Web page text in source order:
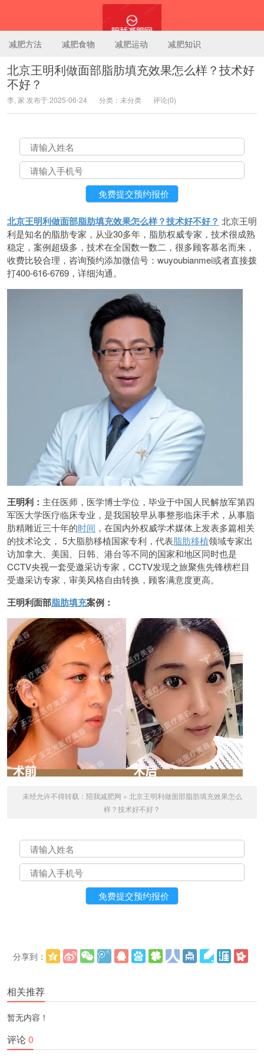
减肥方法 减肥食物 减肥运动 减肥知识
北京王明利做面部脂肪填充效果怎么样？技术好
不好？
李, 家 发布于 2025-06-24 分类：未分类 评论(0)
北京王明利做面部脂肪填充效果怎么样？技术好不好？ 北京王明
利是知名的脂肪专家，从业30多年，脂肪权威专家，技术很成熟
稳定，案例超级多，技术在全国数一数二，很多顾客慕名而来，
收费比较合理，咨询预约添加微信号：wuyoubianmei或者直接拨
打400-616-6769，详细沟通。
王明利： 主任医师，医学博士学位，毕业于中国人民解放军第四
军医大学医疗临床专业，是我国较早从事整形临床手术，从事脂
肪精雕近三十年的时间 ，在国内外权威学术媒体上发表多篇相关
的技术论文， 5大脂肪移植国家专利，代表脂肪移植领域专家出
访加拿大、美国、日韩、港台等不同的国家和地区同时也是
CCTV央视一套受邀采访专家，CCTV发现之旅聚焦先锋榜栏目
受邀采访专家，审美风格自由转换，顾客满意度更高。
王明利面部脂肪填充案例：
未经允许不得转载： 陪我减肥网 » 北京王明利做面部脂肪填充效果怎么
样？技术好不好？
分享到：
相关推荐
暂无内容！
评论0